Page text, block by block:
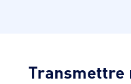
Transmettre